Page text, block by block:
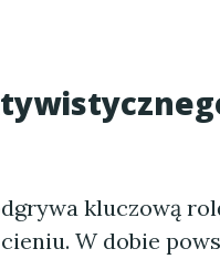
kluczową
W dobie